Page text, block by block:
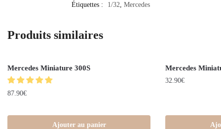
Étiquettes :
1/32 Mercedes
Produits similaires
Mercedes Miniature 300S
87.90€
Ajouter au panier
Mercedes
32.90€